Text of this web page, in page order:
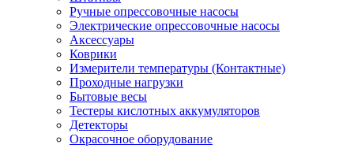
Ручные опрессовочные насосы
Электрические опрессовочные насосы
Аксессуары
Коврики
Измерители температуры (Контактные)
Проходные нагрузки
Бытовые весы
Тестеры кислотных аккумуляторов
Детекторы
Окрасочное оборудование